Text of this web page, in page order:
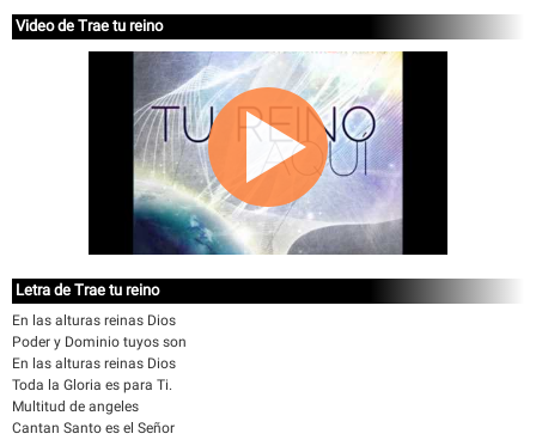
Video de Trae tu reino
Letra de Trae tu reino
En las alturas reinas Dios
Poder y Dominio tuyos son
En las alturas reinas Dios
Toda la Gloria es para Ti.
Multitud de angeles
Cantan Santo es el Señor